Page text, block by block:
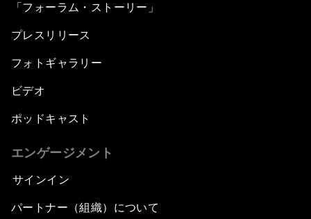
「フォーラム・ストーリー」
プレスリリース
フォトギャラリー
ビデオ
ポッドキャスト
エンゲージメント
サインイン
パートナー（組織）について